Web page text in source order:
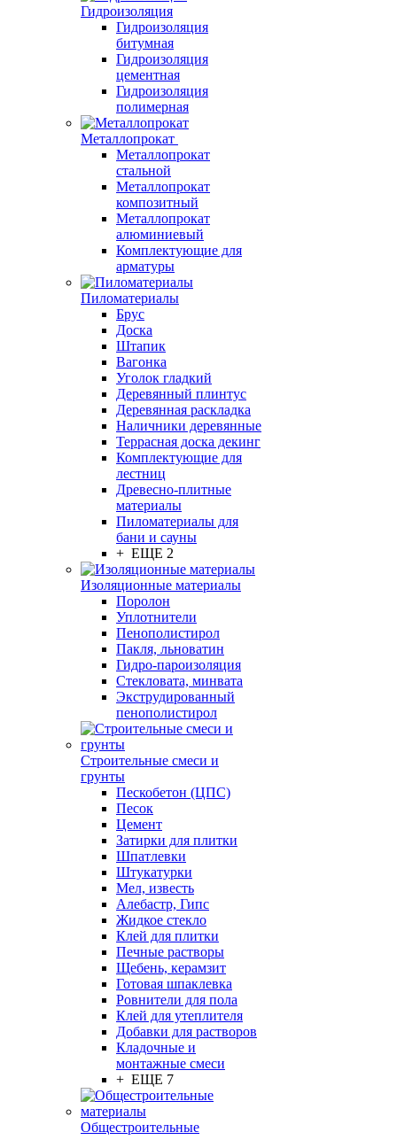
Гидроизоляция
Гидроизоляция
битумная
Гидроизоляция
цементная
Гидроизоляция
полимерная
Металлопрокат
Металлопрокат
стальной
Металлопрокат
композитный
Металлопрокат
алюминиевый
Комплектующие для
арматуры
Пиломатериалы
Брус
Доска
Штапик
Вагонка
Уголок гладкий
Деревянный плинтус
Деревянная раскладка
Наличники деревянные
Террасная доска декинг
Комплектующие для
лестниц
Древесно-плитные
материалы
Пиломатериалы для
бани и сауны
+ ЕЩЕ 2
Изоляционные материалы
Поролон
Уплотнители
Пенополистирол
Пакля, льноватин
Гидро-пароизоляция
Стекловата, минвата
Экструдированный
пенополистирол
Строительные смеси и
грунты
Пескобетон (ЦПС)
Песок
Цемент
Затирки для плитки
Шпатлевки
Штукатурки
Мел, известь
Алебастр, Гипс
Жидкое стекло
Клей для плитки
Печные растворы
Щебень, керамзит
Готовая шпаклевка
Ровнители для пола
Клей для утеплителя
Добавки для растворов
Кладочные и
монтажные смеси
+ ЕЩЕ 7
Общестроительные